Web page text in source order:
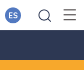
ES